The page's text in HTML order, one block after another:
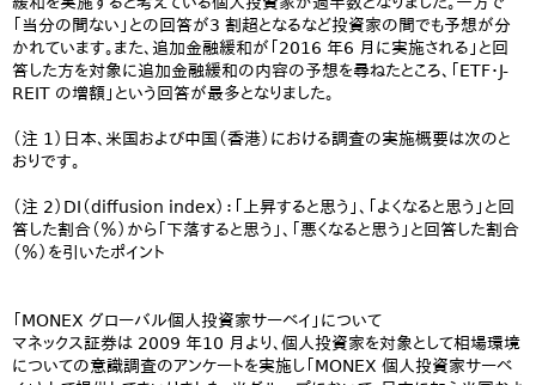
「当分の間ない」との回答が3 割超となるなど投資家の間でも予想が分
かれています。また、追加金融緩和が「2016 年6 月に実施される」と回
答した方を対象に追加金融緩和の内容の予想を尋ねたところ、「ETF・J-
REIT の増額」という回答が最多となりました。
（注 1）日本、米国および中国（香港）における調査の実施概要は次のと
おりです。
（注 2）DI（diffusion index）：「上昇すると思う」、「よくなると思う」と回
答した割合（％）から「下落すると思う」、「悪くなると思う」と回答した割合
（％）を引いたポイント
「MONEX グローバル個人投資家サーベイ」について
マネックス証券は 2009 年10 月より、個人投資家を対象として相場環境
についての意識調査のアンケートを実施し「MONEX 個人投資家サーベ